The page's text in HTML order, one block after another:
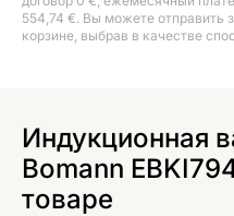
554,74 €. Вы можете отправить
корзине, выбрав в качестве
Индукционная
Bomann
товаре